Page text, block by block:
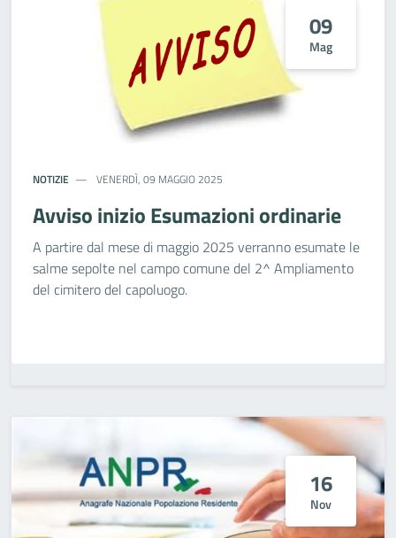
09
Mag
NOTIZIE VENERDÌ, 09 MAGGIO 2025
Avviso inizio Esumazioni ordinarie
A partire dal mese di maggio 2025 verranno esumate le
salme sepolte nel campo comune del 2^ Ampliamento
del cimitero del capoluogo.
16
Nov